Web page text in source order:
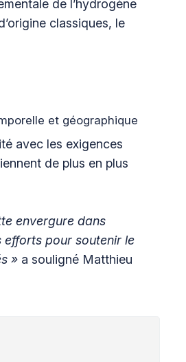
de l’hydrogène
classiques, le
et géographique
avec les exigences
de plus en plus
envergure dans
efforts pour soutenir le
» a souligné Matthieu